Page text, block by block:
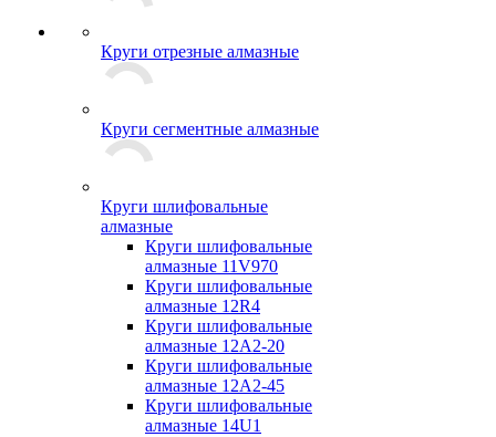
Круги отрезные алмазные
Круги сегментные алмазные
Круги шлифовальные
алмазные
Круги шлифовальные
алмазные 11V970
Круги шлифовальные
алмазные 12R4
Круги шлифовальные
алмазные 12А2-20
Круги шлифовальные
алмазные 12А2-45
Круги шлифовальные
алмазные 14U1